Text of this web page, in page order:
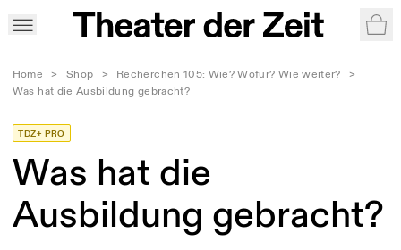
Home > Shop > Recherchen 105: Wie? Wofür? Wie weiter?
>
Was hat die Ausbildung gebracht?
TDZ+ PRO
Was hat die
Ausbildung gebracht?